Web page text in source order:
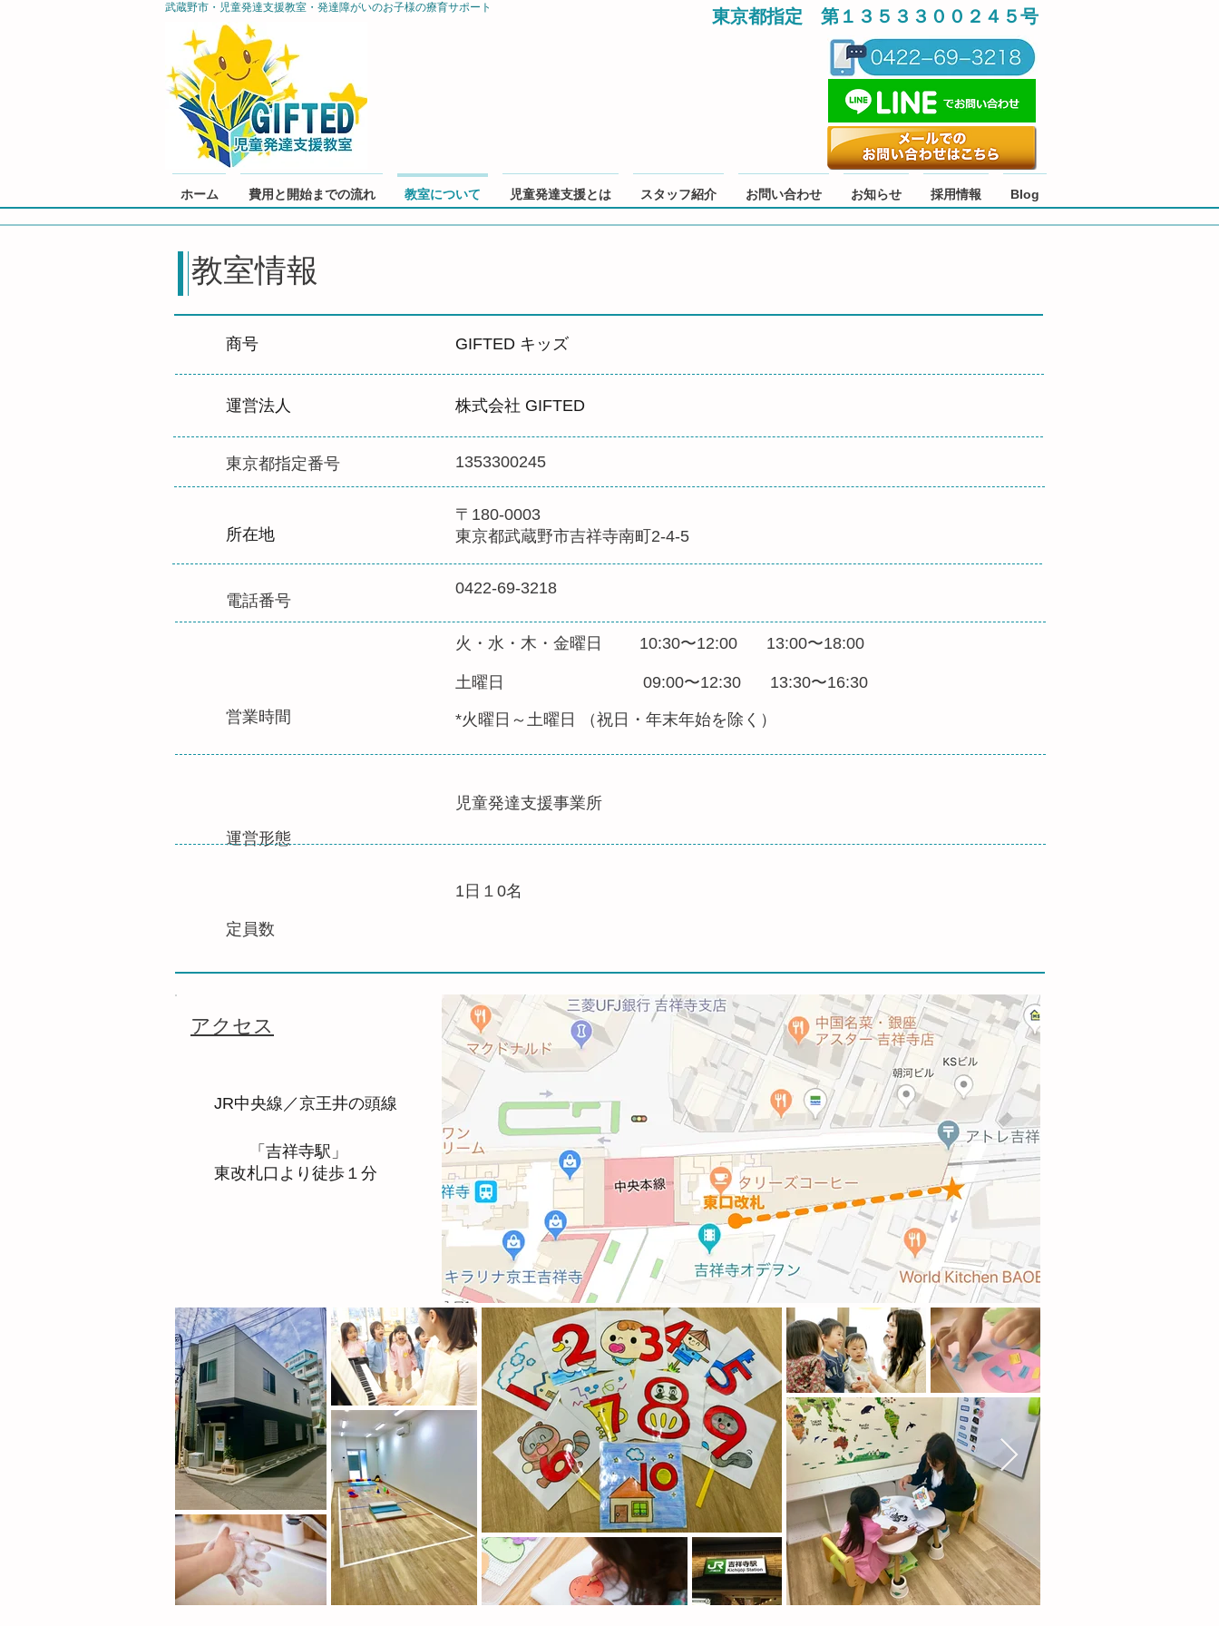
武蔵野市・児童発達支援教室・発達障がいのお子様の療育サポート 東京都指定 第１３５３３００２４５号
ホーム 費用と開始までの流れ 教室について 児童発達支援とは スタッフ紹介 お問い合わせ お知らせ 採用情報 Blog
教室情報
商号
運営法人
東京都指定番号
​所在地
​電話番号
営業時間
​運営形態
​定員数
GIFTED キッズ
株式会社 GIFTED
〒180-0003
​東京都武蔵野市吉祥寺南町2-4-5
​0422-69-3218
10:30〜12:00
児童発達支援事業所
1日１0名
1353300245
09:00〜12:30
火・水・木・金曜日
土曜日
13:00〜18:00
13:30〜16:30
*火曜日～土曜日 （祝日・年末年始を除く）
​アクセス
JR中央線／京王井の頭線
「吉祥寺駅」
東改札口より徒歩１分